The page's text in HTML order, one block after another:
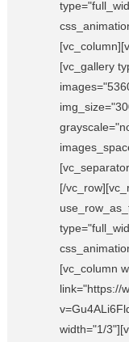
[vc_gallery
[/
[vc_column
link="https://
width="1/